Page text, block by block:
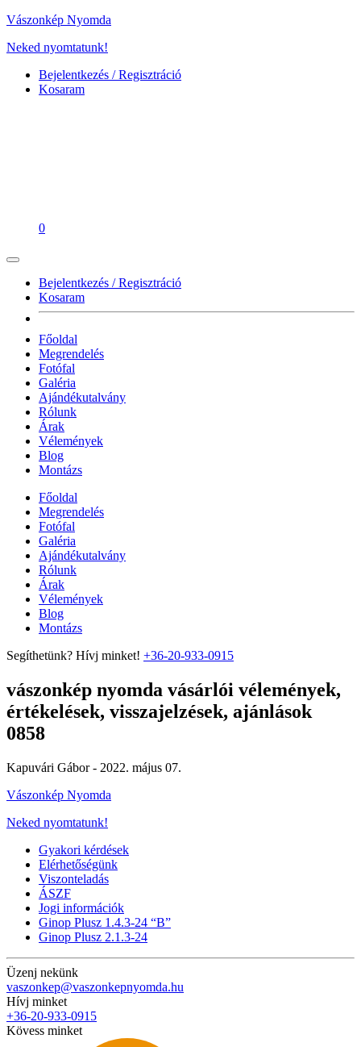
Vászonkép Nyomda
Neked nyomtatunk!
Bejelentkezés / Regisztráció
Kosaram
0
Bejelentkezés / Regisztráció
Kosaram
Főoldal
Megrendelés
Fotófal
Galéria
Ajándékutalvány
Rólunk
Árak
Vélemények
Blog
Montázs
Főoldal
Megrendelés
Fotófal
Galéria
Ajándékutalvány
Rólunk
Árak
Vélemények
Blog
Montázs
Segíthetünk? Hívj minket! +36-20-933-0915
vászonkép nyomda vásárlói vélemények,
értékelések, visszajelzések, ajánlások
0858
Kapuvári Gábor - 2022. május 07.
Vászonkép Nyomda
Neked nyomtatunk!
Gyakori kérdések
Elérhetőségünk
Viszonteladás
ÁSZF
Jogi információk
Ginop Plusz 1.4.3-24 “B”
Ginop Plusz 2.1.3-24
Üzenj nekünk
vaszonkep@vaszonkepnyomda.hu
Hívj minket
+36-20-933-0915
Kövess minket